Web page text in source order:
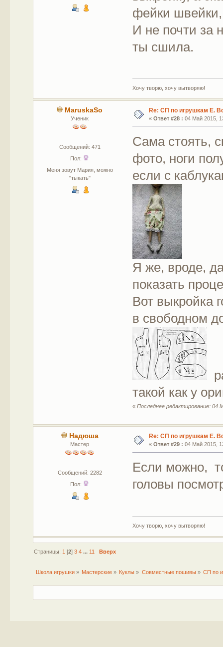
фейки швейки,
И не почти за
ты сшила.
Хочу творю, хочу вытворяю!
MaruskaSo
Ученик
Сообщений: 471
Пол:
Меня зовут Мария, можно
"тыкать"
Re: СП по игрушкам Е.
« Ответ #28 : 04 Май 2015,
Сама стоять,
фото, ноги
если с
Я же, вроде,
показать
Вот выкройка
в свободном
такой как у
«Последнее редактирование: 04
Надюша
Мастер
Сообщений: 2282
Пол:
Re: СП по игрушкам Е.
« Ответ #29 : 04 Май 2015,
Если можно,
головы
Хочу творю, хочу вытворяю!
Страницы: 1 [2] 3 4 ... 11 Вверх
Школа игрушки» Мастерские » Куклы » Совместные пошивы» СП по